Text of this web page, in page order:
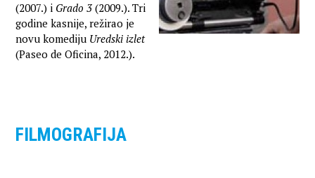
(2007.) i Grado 3 (2009.). Tri
godine kasnije, režirao je
novu komediju Uredski izlet
(Paseo de Oficina, 2012.).
FILMOGRAFIJA